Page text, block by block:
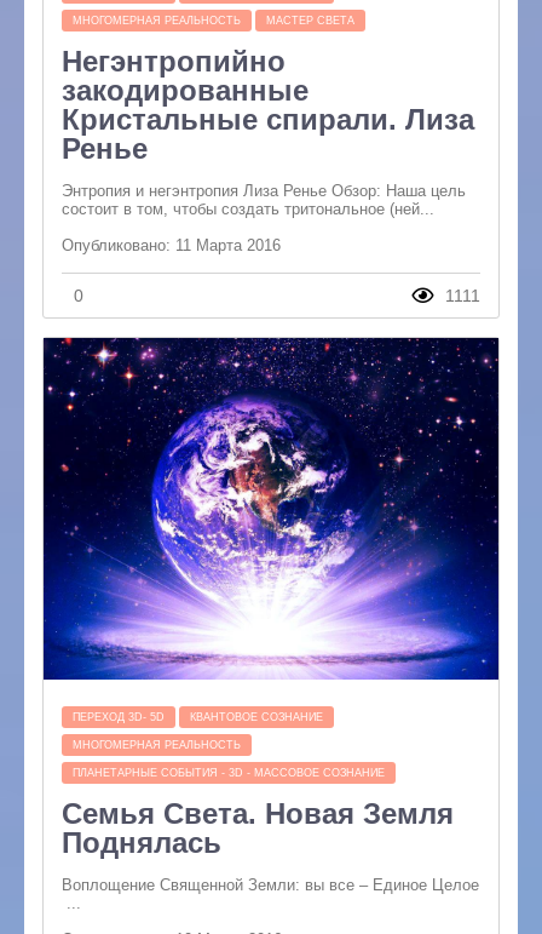
МНОГОМЕРНАЯ РЕАЛЬНОСТЬ МАСТЕР СВЕТА
Негэнтропийно
закодированные
Кристальные спирали. Лиза
Ренье
Энтропия и негэнтропия Лиза Ренье Обзор: Наша цель
состоит в том, чтобы создать тритональное (ней...
Опубликовано: 11 Марта 2016
0 1111
ПЕРЕХОД 3D- 5D КВАНТОВОЕ СОЗНАНИЕ
МНОГОМЕРНАЯ РЕАЛЬНОСТЬ
ПЛАНЕТАРНЫЕ СОБЫТИЯ - 3D - МАССОВОЕ СОЗНАНИЕ
Семья Света. Новая Земля
Поднялась
Воплощение Священной Земли: вы все – Единое Целое
...